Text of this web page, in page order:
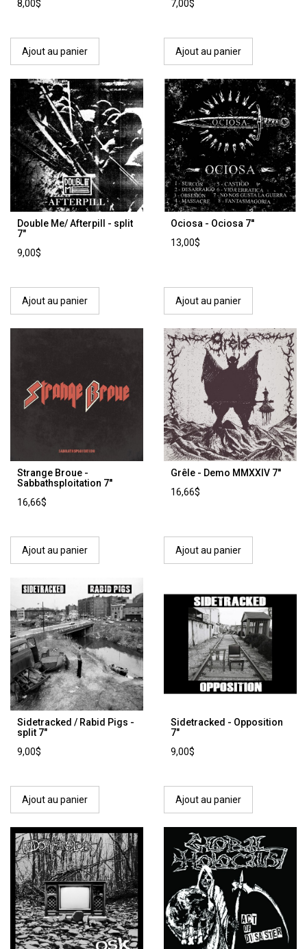
8,00$
Ajout au panier
7,00$
Ajout au panier
Double Me/ Afterpill - split
7"
9,00$
Ajout au panier
Ociosa - Ociosa 7''
13,00$
Ajout au panier
Strange Broue -
Sabbathsploitation 7''
16,66$
Ajout au panier
Grêle - Demo MMXXIV 7''
16,66$
Ajout au panier
Sidetracked / Rabid Pigs -
split 7"
9,00$
Ajout au panier
Sidetracked - Opposition
7"
9,00$
Ajout au panier